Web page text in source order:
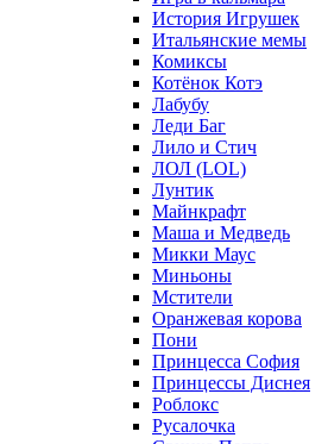
История Игрушек
Итальянские мемы
Комиксы
Котёнок Котэ
Лабубу
Леди Баг
Лило и Стич
ЛОЛ (LOL)
Лунтик
Майнкрафт
Маша и Медведь
Микки Маус
Миньоны
Мстители
Оранжевая корова
Пони
Принцесса София
Принцессы Диснея
Роблокс
Русалочка